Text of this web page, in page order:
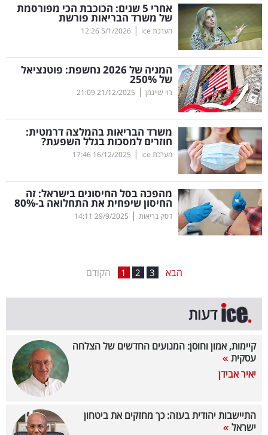
קריירה
ולימודים
מינויים
רייטינג
רכב
בריאות
תרבות
ופנאי
תיירות
המילון
הכלכלי
פודקאסט
40
אחרי 5 שנים: הכוכבת הכי מפורסמת
של משרד הבריאות פורשת
מערכת ice |
5/1/2026
12:26
המניה של 2026 נחשפת: פוטנציאל
של 250%
רוי שיינמן |
21/12/2025
21:09
משרד הבריאות בהמלצה דרמטית:
חוזרים למסכות בגלל השפעת?
מערכת ice |
16/12/2025
17:46
מהפכה בסל החיסונים בישראל: זה
החיסון שיפחית את התחלואה ב-80%
דסק בריאות |
29/9/2025
14:11
הקודם 1 2 3 הבא
דעות
קיימות, אמון וחוסן: המנועים החדשים של הצלחה
עסקית
יאיר אבידן
התיישבות יהודית בעזה: כך מחזקים את ביטחון
ישראל